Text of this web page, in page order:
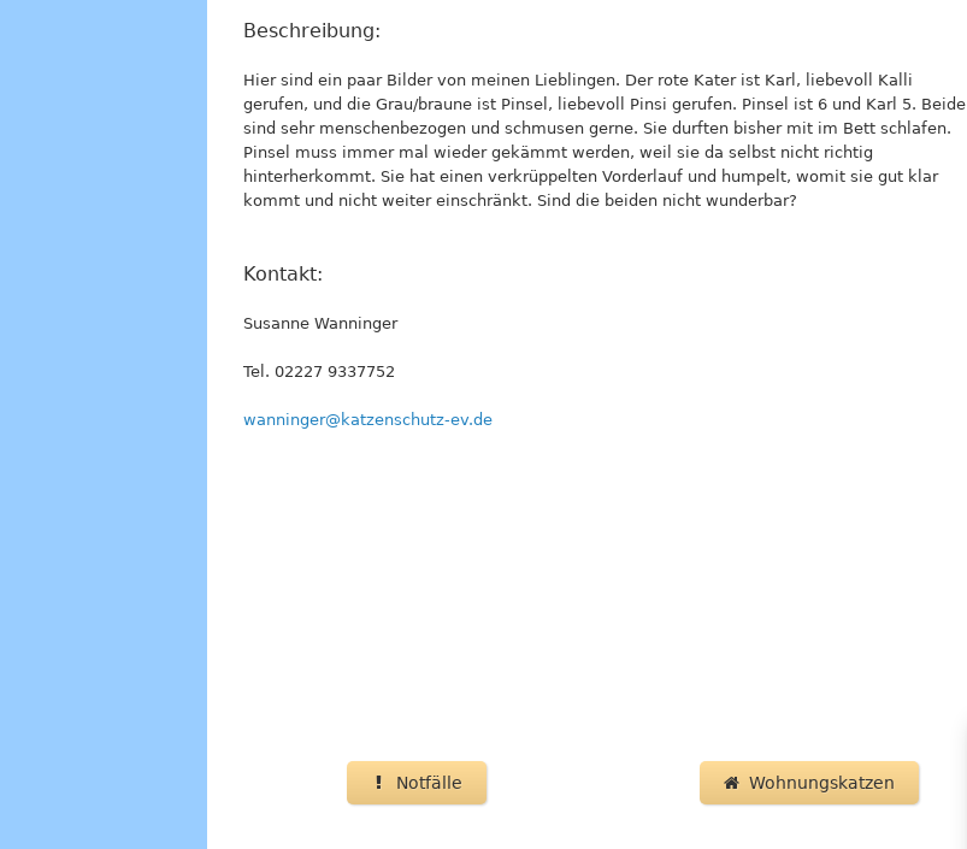
Beschreibung:
Hier sind ein paar Bilder von meinen Lieblingen. Der rote Kater ist Karl, liebevoll Kalli
gerufen, und die Grau/braune ist Pinsel, liebevoll Pinsi gerufen. Pinsel ist 6 und Karl 5. Beide
sind sehr menschenbezogen und schmusen gerne. Sie durften bisher mit im Bett schlafen.
Pinsel muss immer mal wieder gekämmt werden, weil sie da selbst nicht richtig
hinterherkommt. Sie hat einen verkrüppelten Vorderlauf und humpelt, womit sie gut klar
kommt und nicht weiter einschränkt. Sind die beiden nicht wunderbar?
Kontakt:
Susanne Wanninger
Tel. 02227 9337752
wanninger@katzenschutz-ev.de
Notfälle Wohnungskatzen